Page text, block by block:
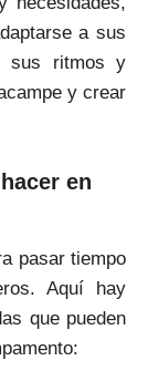
a sus
sus ritmos y
y crear
en
pasar tiempo
Aquí hay
que pueden